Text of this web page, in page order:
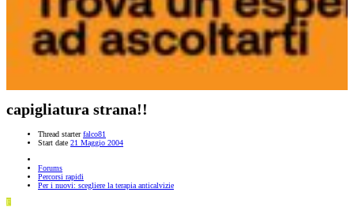
capigliatura strana!!
Thread starter falco81
Start date 21 Maggio 2004
Forums
Percorsi rapidi
Per i nuovi: scegliere la terapia anticalvizie
F